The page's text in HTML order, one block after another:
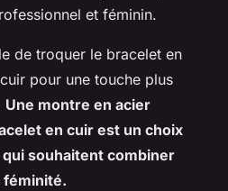
et féminin.
de troquer le bracelet en
pour une touche plus
Une montre en acier
en cuir est un choix
souhaitent combiner
féminité.